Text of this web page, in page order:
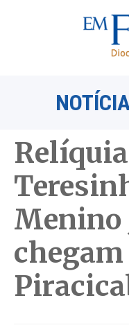
Menino
chegam